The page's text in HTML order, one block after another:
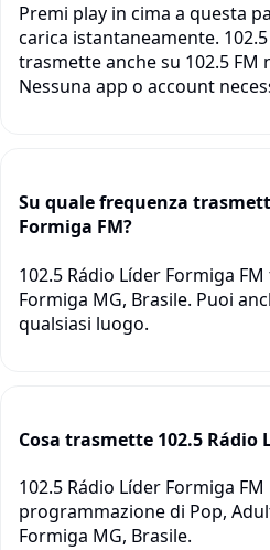
Premi play in cima a questa
carica istantaneamente.
trasmette anche su 102.5 FM
Nessuna app o account
Su quale frequenza
Formiga FM?
102.5 Rádio Líder Formiga
Formiga MG, Brasile. Puoi
qualsiasi luogo.
Cosa trasmette 102.5 Rádio
102.5 Rádio Líder Formiga
programmazione di Pop,
Formiga MG, Brasile.